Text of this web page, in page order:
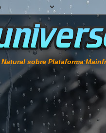
sobre Plataforma